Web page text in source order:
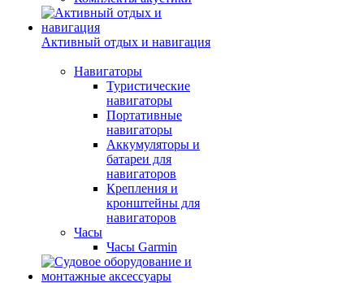
Активный отдых и навигация
Навигаторы
Туристические
навигаторы
Портативные
навигаторы
Аккумуляторы и
батареи для
навигаторов
Крепления и
кронштейны для
навигаторов
Часы
Часы Garmin